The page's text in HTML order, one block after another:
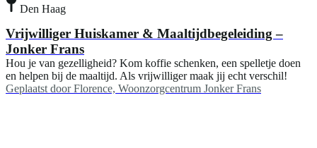
Den Haag
Vrijwilliger Huiskamer & Maaltijdbegeleiding –
Jonker Frans
Hou je van gezelligheid? Kom koffie schenken, een spelletje doen
en helpen bij de maaltijd. Als vrijwilliger maak jij echt verschil!
Geplaatst door Florence, Woonzorgcentrum Jonker Frans